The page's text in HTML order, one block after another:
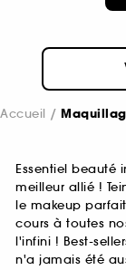
Accueil
Essentiel beauté
meilleur allié !
le makeup
cours à toutes
l'infini ! Best-
n'a jamais été